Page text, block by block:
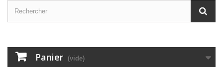
Panier (vide)